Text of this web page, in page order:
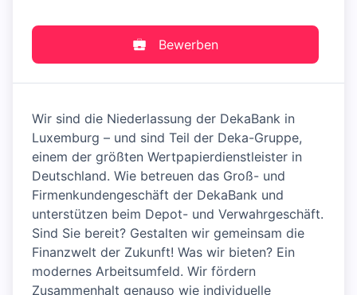
Bewerben
Wir sind die Niederlassung der DekaBank in
Luxemburg – und sind Teil der Deka-Gruppe,
einem der größten Wertpapierdienstleister in
Deutschland. Wie betreuen das Groß- und
Firmenkundengeschäft der DekaBank und
unterstützen beim Depot- und Verwahrgeschäft.
Sind Sie bereit? Gestalten wir gemeinsam die
Finanzwelt der Zukunft! Was wir bieten? Ein
modernes Arbeitsumfeld. Wir fördern
Zusammenhalt genauso wie individuelle